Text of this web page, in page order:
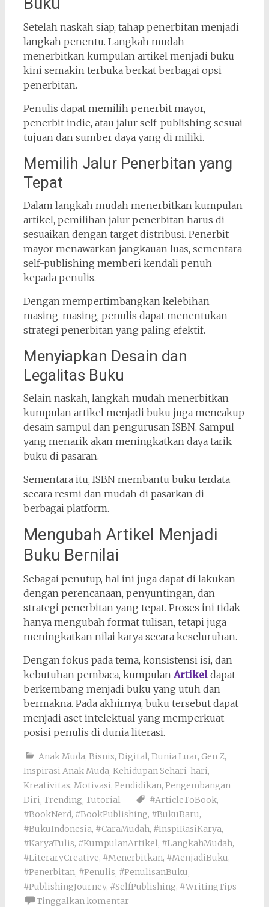
Setelah naskah siap, tahap penerbitan menjadi
langkah penentu. Langkah mudah
menerbitkan kumpulan artikel menjadi buku
kini semakin terbuka berkat berbagai opsi
penerbitan.
Penulis dapat memilih penerbit mayor,
penerbit indie, atau jalur self-publishing sesuai
tujuan dan sumber daya yang di miliki.
Memilih Jalur Penerbitan yang
Tepat
Dalam langkah mudah menerbitkan kumpulan
artikel, pemilihan jalur penerbitan harus di
sesuaikan dengan target distribusi. Penerbit
mayor menawarkan jangkauan luas, sementara
self-publishing memberi kendali penuh
kepada penulis.
Dengan mempertimbangkan kelebihan
masing-masing, penulis dapat menentukan
strategi penerbitan yang paling efektif.
Menyiapkan Desain dan
Legalitas Buku
Selain naskah, langkah mudah menerbitkan
kumpulan artikel menjadi buku juga mencakup
desain sampul dan pengurusan ISBN. Sampul
yang menarik akan meningkatkan daya tarik
buku di pasaran.
Sementara itu, ISBN membantu buku terdata
secara resmi dan mudah di pasarkan di
berbagai platform.
Mengubah Artikel Menjadi
Buku Bernilai
Sebagai penutup, hal ini juga dapat di lakukan
dengan perencanaan, penyuntingan, dan
strategi penerbitan yang tepat. Proses ini tidak
hanya mengubah format tulisan, tetapi juga
meningkatkan nilai karya secara keseluruhan.
Dengan fokus pada tema, konsistensi isi, dan
kebutuhan pembaca, kumpulan Artikeldapat
berkembang menjadi buku yang utuh dan
bermakna. Pada akhirnya, buku tersebut dapat
menjadi aset intelektual yang memperkuat
posisi penulis di dunia literasi.
Anak Muda, Bisnis, Digital, Dunia Luar, Gen Z,
Inspirasi Anak Muda, Kehidupan Sehari-hari,
Kreativitas, Motivasi, Pendidikan, Pengembangan
Diri, Trending, Tutorial #ArticleToBook,
#BookNerd, #BookPublishing, #BukuBaru,
#BukuIndonesia, #CaraMudah, #InspiRasiKarya,
#KaryaTulis, #KumpulanArtikel, #LangkahMudah,
#LiteraryCreative, #Menerbitkan, #MenjadiBuku,
#Penerbitan, #Penulis, #PenulisanBuku,
#PublishingJourney, #SelfPublishing, #WritingTips
Tinggalkan komentar